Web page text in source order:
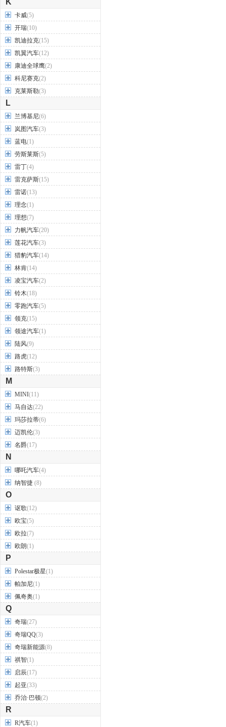
K
卡威(5)
开瑞(10)
凯迪拉克(15)
凯翼汽车(12)
康迪全球鹰(2)
科尼赛克(2)
克莱斯勒(3)
L
兰博基尼(6)
岚图汽车(3)
蓝电(1)
劳斯莱斯(5)
雷丁(4)
雷克萨斯(15)
雷诺(13)
理念(1)
理想(7)
力帆汽车(20)
莲花汽车(3)
猎豹汽车(14)
林肯(14)
凌宝汽车(2)
铃木(18)
零跑汽车(5)
领克(15)
领途汽车(1)
陆风(9)
路虎(12)
路特斯(3)
M
MINI(11)
马自达(22)
玛莎拉蒂(6)
迈凯伦(3)
名爵(17)
N
哪吒汽车(4)
纳智捷 (8)
O
讴歌(12)
欧宝(5)
欧拉(7)
欧朗(1)
P
Polestar极星(1)
帕加尼(1)
佩奇奥(1)
Q
奇瑞(27)
奇瑞QQ(3)
奇瑞新能源(8)
祺智(1)
启辰(17)
起亚(33)
乔治·巴顿(2)
R
R汽车(1)